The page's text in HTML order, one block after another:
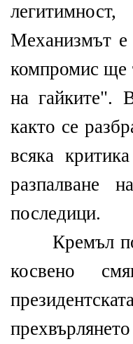
Механизмът е
компромис ще
на гайките".
както се
всяка
разпалване
последици.
Кремъл
косвено